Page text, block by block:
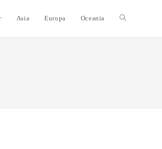
Asia Europa Oceanía